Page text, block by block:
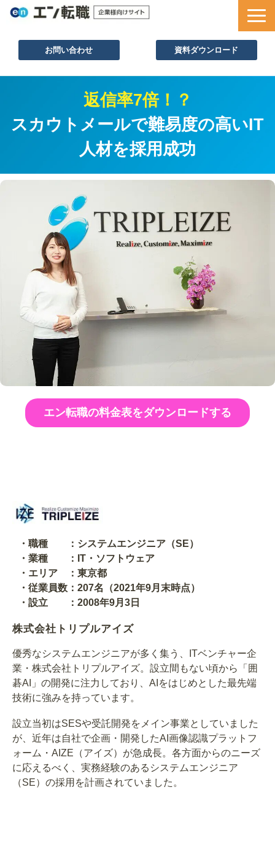
お問い合わせ 資料ダウンロード
採用ノウハウ
採用事例
セミナー情報
返信率7倍！？
スカウトメールで難易度の高いIT
人材を採用成功
エン転職の料金表をダウンロードする
・職種 ：システムエンジニア（SE）
・業種 ：IT・ソフトウェア
・エリア ：東京都
・従業員数：207名（2021年9月末時点）
・設立 ：2008年9月3日
株式会社トリプルアイズ
優秀なシステムエンジニアが多く集う、ITベンチャー企
業・株式会社トリプルアイズ。設立間もない頃から「囲
碁AI」の開発に注力しており、AIをはじめとした最先端
技術に強みを持っています。
設立当初はSESや受託開発をメイン事業としていました
が、近年は自社で企画・開発したAI画像認識プラットフ
ォーム・AIZE（アイズ）が急成長。各方面からのニーズ
に応えるべく、実務経験のあるシステムエンジニア
（SE）の採用を計画されていました。